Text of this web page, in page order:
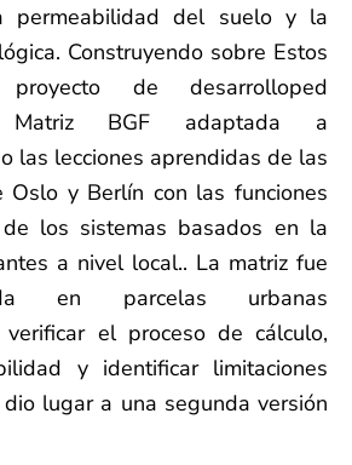
permeabilidad del suelo y la
Construyendo sobre Estos
de desarrolloped
BGF adaptada a
las lecciones aprendidas de las
Oslo y Berlín con las funciones
los sistemas basados en la
a nivel local.. La matriz fue
en parcelas urbanas
verificar el proceso de cálculo,
y identificarlimitaciones
lugar a una segunda versión